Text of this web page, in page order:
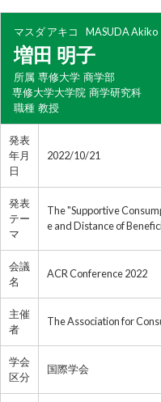
マスダ アキコ MASUDA Akiko
増田 明子
所属 専修大学 商学部
専修大学大学院 商学研究科
職種 教授
発表
年月
日
2022/10/21
発表
テー
マ
The "Supportive
e and Distance of
会議
名
ACR Conference 2022
主催
者
The Association for
学会
区分
国際学会